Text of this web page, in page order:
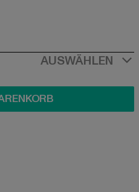
AUSWÄHLEN